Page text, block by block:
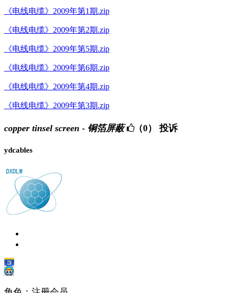
《电线电缆》2009年第1期.zip
《电线电缆》2009年第2期.zip
《电线电缆》2009年第5期.zip
《电线电缆》2009年第6期.zip
《电线电缆》2009年第4期.zip
《电线电缆》2009年第3期.zip
copper tinsel screen - 铜箔屏蔽 （0） 投诉
ydcables